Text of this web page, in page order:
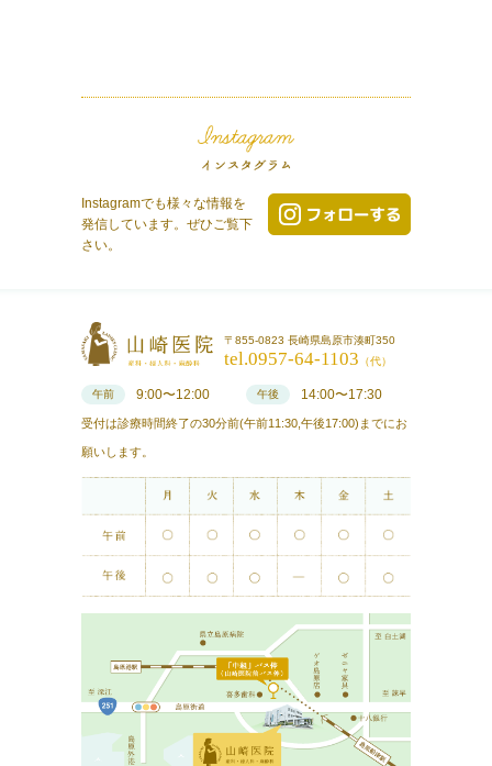
Instagramでも様々な情報を
発信しています。ぜひご覧下
さい。
〒855-0823 長崎県島原市湊町350
tel.0957-64-1103 （代）
午前 9:00〜12:00 午後 14:00〜17:30
受付は診療時間終了の30分前(午前11:30,午後17:00)までにお
願いします。